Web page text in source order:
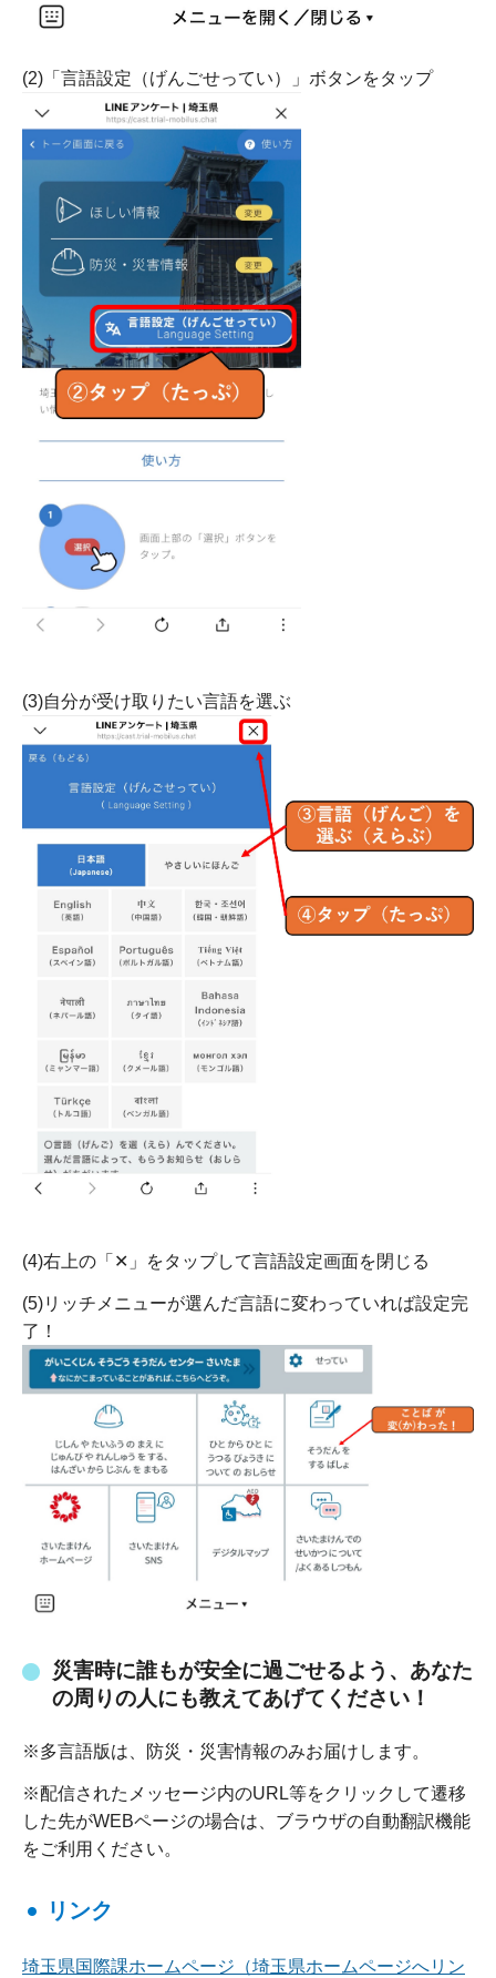
(2)「言語設定（げんごせってい）」ボタンをタップ
(3)自分が受け取りたい言語を選ぶ
(4)右上の「✕」をタップして言語設定画面を閉じる
(5)リッチメニューが選んだ言語に変わっていれば設定完
了！
災害時に誰もが安全に過ごせるよう、あなた
の周りの人にも教えてあげてください！
※多言語版は、防災・災害情報のみお届けします。
※配信されたメッセージ内のURL等をクリックして遷移
した先がWEBページの場合は、ブラウザの自動翻訳機能
をご利用ください。
リンク
埼玉県国際課ホームページ（埼玉県ホームページへリン